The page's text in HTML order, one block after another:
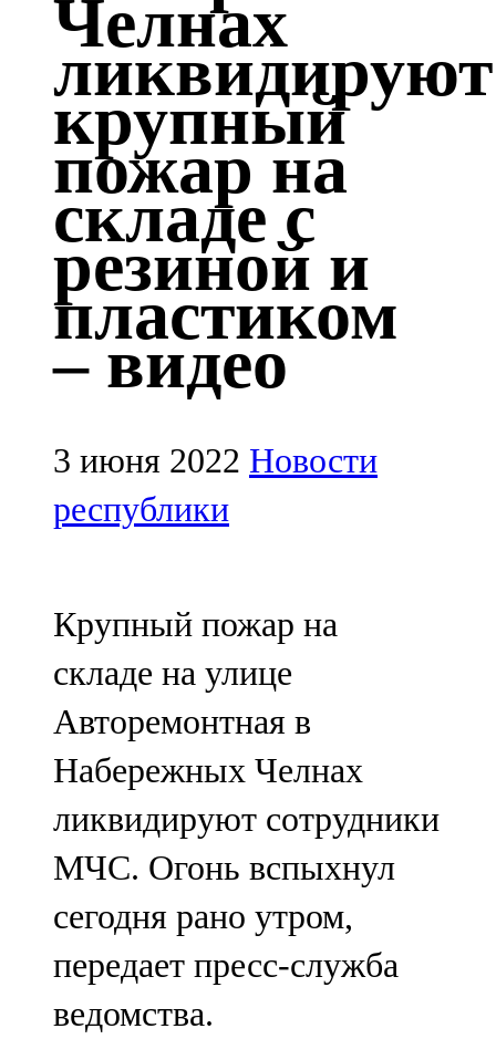
91,5 FM
Кайбыч
106,1 FM
Кама тамагы
71,51 FM
Кукмара
107,9 FM
Лениногорский
102,1 FM
Мамадыш
106,2 FM
107,3 FM
Мөслим
100,0 FM
Нурлат
104,7 FM
Олы Әтнә
71,42 FM
Сарман
107,8 FM
Челнах
ликвидируют
крупный
пожар на
складе с
резиной и
пластиком
– видео
3 июня 2022 Новости
республики
Крупный пожар на
складе на улице
Авторемонтная в
Набережных Челнах
ликвидируют сотрудники
МЧС. Огонь вспыхнул
сегодня рано утром,
передает пресс-служба
ведомства.